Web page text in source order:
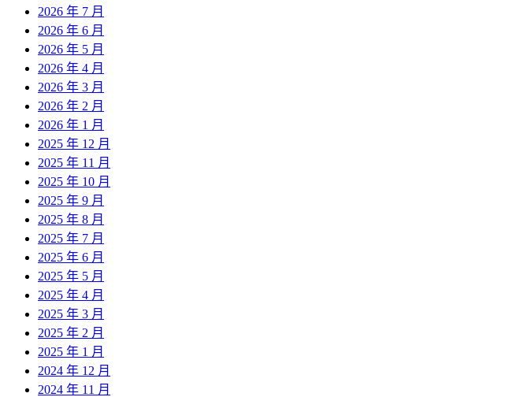
2026 年 7 月
2026 年 6 月
2026 年 5 月
2026 年 4 月
2026 年 3 月
2026 年 2 月
2026 年 1 月
2025 年 12 月
2025 年 11 月
2025 年 10 月
2025 年 9 月
2025 年 8 月
2025 年 7 月
2025 年 6 月
2025 年 5 月
2025 年 4 月
2025 年 3 月
2025 年 2 月
2025 年 1 月
2024 年 12 月
2024 年 11 月